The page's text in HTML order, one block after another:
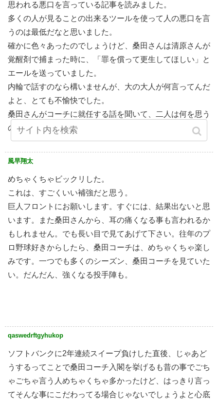
思われる悪口を言っている記事を読みました。
多くの人が見ることの出来るツールを使って人の悪口を言
うのは最低だなと思いました。
確かに色々あったのでしょうけど、桑田さんは清原さんが
覚醒剤で捕まった時に、「罪を償って更生してほしい」と
エールを送っていました。
内輪で話すのなら構いませんが、大の大人が何言ってんだ
よと、とても不愉快でした。
桑田さんがコーチに就任する話を聞いて、二人は何を思う
のか、率直な考えを聞いてみたいですね。
風早翔太
めちゃくちゃビックリした。
これは、すごくいい補強だと思う。
巨人フロントにお願いします。すぐには、結果出ないと思
います。また桑田さんから、耳の痛くなる事も言われるか
もしれません。でも長い目で見てあげて下さい。往年のプ
ロ野球好きからしたら、桑田コーチは、めちゃくちゃ楽し
みです。一つでも多くのシーズン、桑田コーチを見ていた
い。だんだん、強くなる投手陣も。
qaswedrftgyhukop
ソフトバンクに2年連続スイープ負けした直後、じゃあど
うするってことで桑田コーチ入閣を挙げるも昔の事でごち
ゃごちゃ言う人めちゃくちゃ多かったけど、はっきり言っ
てそんな事にこだわってる場合じゃないでしょうよと心底